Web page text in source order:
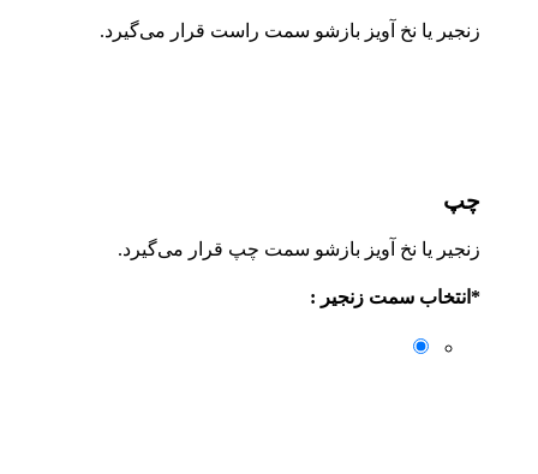
زنجیر یا نخ آویز بازشو سمت راست قرار می‌گیرد.
چپ
زنجیر یا نخ آویز بازشو سمت چپ قرار می‌گیرد.
انتخاب سمت زنجیر :